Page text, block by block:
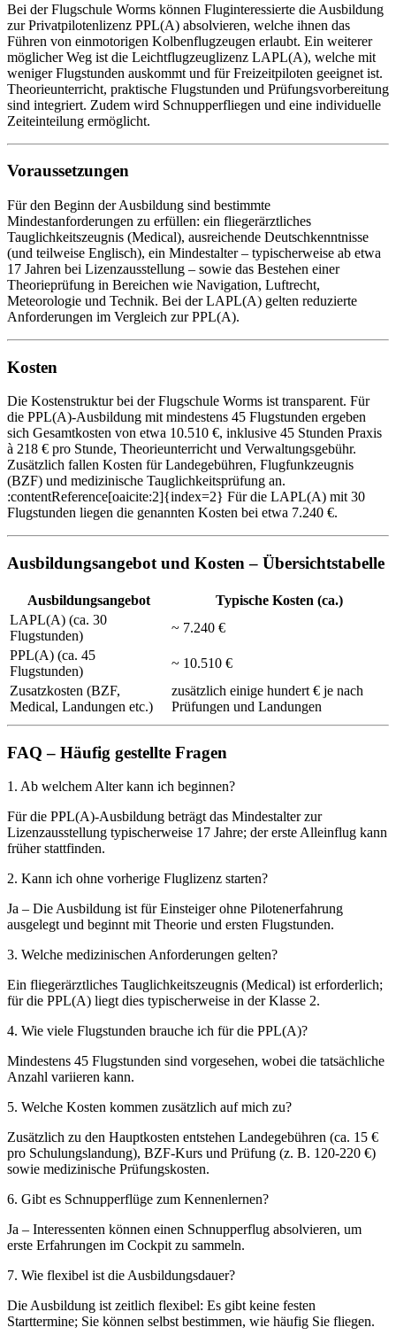
Bei der Flugschule Worms können Fluginteressierte die Ausbildung
zur Privatpilotenlizenz PPL(A) absolvieren, welche ihnen das
Führen von einmotorigen Kolbenflugzeugen erlaubt. Ein weiterer
möglicher Weg ist die Leichtflugzeuglizenz LAPL(A), welche mit
weniger Flugstunden auskommt und für Freizeitpiloten geeignet ist.
Theorieunterricht, praktische Flugstunden und Prüfungsvorbereitung
sind integriert. Zudem wird Schnupperfliegen und eine individuelle
Zeiteinteilung ermöglicht.
Voraussetzungen
Für den Beginn der Ausbildung sind bestimmte
Mindestanforderungen zu erfüllen: ein fliegerärztliches
Tauglichkeitszeugnis (Medical), ausreichende Deutschkenntnisse
(und teilweise Englisch), ein Mindestalter – typischerweise ab etwa
17 Jahren bei Lizenzausstellung – sowie das Bestehen einer
Theorieprüfung in Bereichen wie Navigation, Luftrecht,
Meteorologie und Technik. Bei der LAPL(A) gelten reduzierte
Anforderungen im Vergleich zur PPL(A).
Kosten
Die Kostenstruktur bei der Flugschule Worms ist transparent. Für
die PPL(A)-Ausbildung mit mindestens 45 Flugstunden ergeben
sich Gesamtkosten von etwa 10.510 €, inklusive 45 Stunden Praxis
à 218 € pro Stunde, Theorieunterricht und Verwaltungsgebühr.
Zusätzlich fallen Kosten für Landegebühren, Flugfunkzeugnis
(BZF) und medizinische Tauglichkeitsprüfung an.
:contentReference[oaicite:2]{index=2} Für die LAPL(A) mit 30
Flugstunden liegen die genannten Kosten bei etwa 7.240 €.
Ausbildungsangebot und Kosten – Übersichtstabelle
Ausbildungsangebot
Typische Kosten (ca.)
LAPL(A) (ca. 30
Flugstunden)
~ 7.240 €
PPL(A) (ca. 45
Flugstunden)
~ 10.510 €
Zusatz­kosten (BZF,
Medical, Landungen etc.)
zusätzlich einige hundert € je nach
Prüfungen und Landungen
FAQ – Häufig gestellte Fragen
1. Ab welchem Alter kann ich beginnen?
Für die PPL(A)-Ausbildung beträgt das Mindestalter zur
Lizenzausstellung typischerweise 17 Jahre; der erste Alleinflug kann
früher stattfinden.
2. Kann ich ohne vorherige Fluglizenz starten?
Ja – Die Ausbildung ist für Einsteiger ohne Pilotenerfahrung
ausgelegt und beginnt mit Theorie und ersten Flugstunden.
3. Welche medizinischen Anforderungen gelten?
Ein fliegerärztliches Tauglichkeitszeugnis (Medical) ist erforderlich;
für die PPL(A) liegt dies typischerweise in der Klasse 2.
4. Wie viele Flugstunden brauche ich für die PPL(A)?
Mindestens 45 Flugstunden sind vorgesehen, wobei die tatsächliche
Anzahl variieren kann.
5. Welche Kosten kommen zusätzlich auf mich zu?
Zusätzlich zu den Hauptkosten entstehen Landegebühren (ca. 15 €
pro Schulungslandung), BZF-Kurs und Prüfung (z. B. 120-220 €)
sowie medizinische Prüfungskosten.
6. Gibt es Schnupperflüge zum Kennenlernen?
Ja – Interessenten können einen Schnupperflug absolvieren, um
erste Erfahrungen im Cockpit zu sammeln.
7. Wie flexibel ist die Ausbildungsdauer?
Die Ausbildung ist zeitlich flexibel: Es gibt keine festen
Starttermine; Sie können selbst bestimmen, wie häufig Sie fliegen.